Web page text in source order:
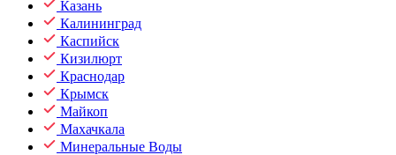
Казань
Калининград
Каспийск
Кизилюрт
Краснодар
Крымск
Майкоп
Махачкала
Минеральные Воды